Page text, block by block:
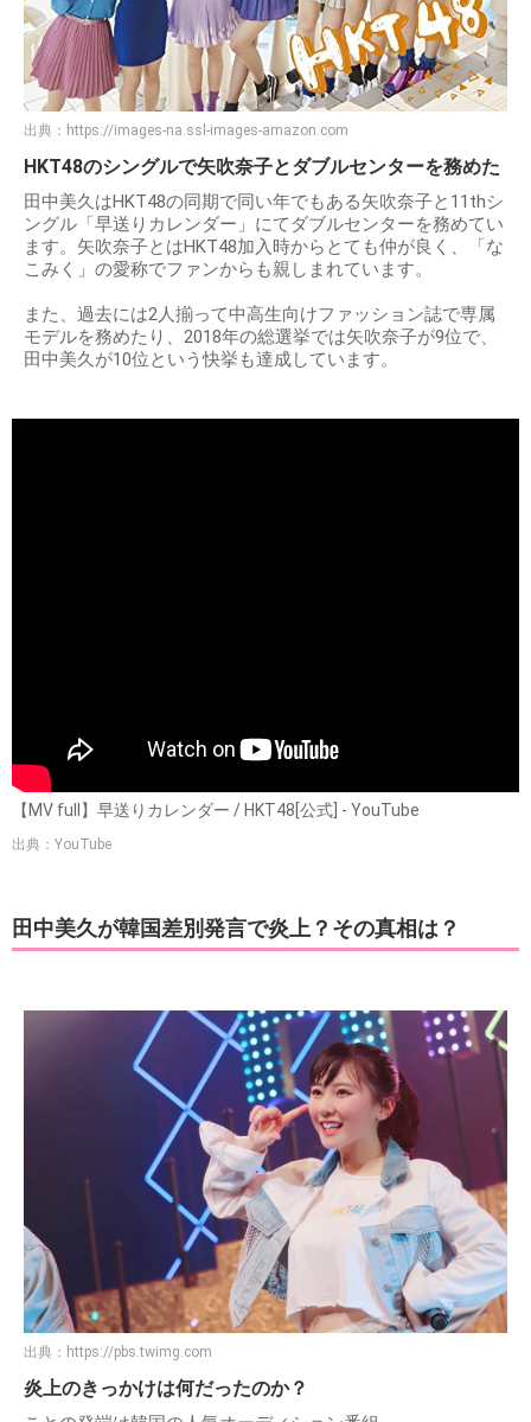
出典： https://images-na.ssl-images-amazon.com
HKT48のシングルで矢吹奈子とダブルセンターを務めた
田中美久はHKT48の同期で同い年でもある矢吹奈子と11thシ
ングル「早送りカレンダー」にてダブルセンターを務めてい
ます。矢吹奈子とはHKT48加入時からとても仲が良く、「な
こみく」の愛称でファンからも親しまれています。
また、過去には2人揃って中高生向けファッション誌で専属
モデルを務めたり、2018年の総選挙では矢吹奈子が9位で、
田中美久が10位という快挙も達成しています。
【MV full】早送りカレンダー / HKT48[公式] - YouTube
出典：YouTube
田中美久が韓国差別発言で炎上？その真相は？
出典： https://pbs.twimg.com
炎上のきっかけは何だったのか？